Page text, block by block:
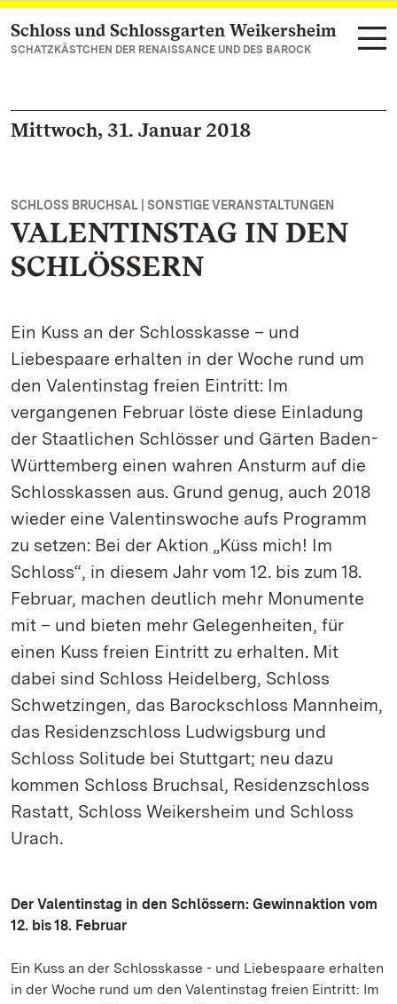
Zum Hauptinhalt springen
Schloss und Schlossgarten Weikersheim
SCHATZKÄSTCHEN DER RENAISSANCE UND DES BAROCK
Mittwoch, 31. Januar 2018
SCHLOSS BRUCHSAL | SONSTIGE VERANSTALTUNGEN
VALENTINSTAG IN DEN
SCHLÖSSERN
Ein Kuss an der Schlosskasse – und
Liebespaare erhalten in der Woche rund um
den Valentinstag freien Eintritt: Im
vergangenen Februar löste diese Einladung
der Staatlichen Schlösser und Gärten Baden-
Württemberg einen wahren Ansturm auf die
Schlosskassen aus. Grund genug, auch 2018
wieder eine Valentinswoche aufs Programm
zu setzen: Bei der Aktion „Küss mich! Im
Schloss“, in diesem Jahr vom 12. bis zum 18.
Februar, machen deutlich mehr Monumente
mit – und bieten mehr Gelegenheiten, für
einen Kuss freien Eintritt zu erhalten. Mit
dabei sind Schloss Heidelberg, Schloss
Schwetzingen, das Barockschloss Mannheim,
das Residenzschloss Ludwigsburg und
Schloss Solitude bei Stuttgart; neu dazu
kommen Schloss Bruchsal, Residenzschloss
Rastatt, Schloss Weikersheim und Schloss
Urach.
Der Valentinstag in den Schlössern: Gewinnaktion vom
12. bis 18. Februar
Ein Kuss an der Schlosskasse - und Liebespaare erhalten
in der Woche rund um den Valentinstag freien Eintritt: Im